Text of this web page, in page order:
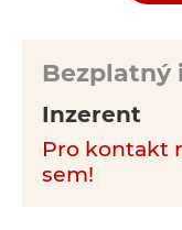
Bezplatný
Inzerent
Pro kontakt
sem!